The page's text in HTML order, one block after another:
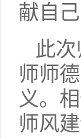
献自己
此
师师
义。
师风